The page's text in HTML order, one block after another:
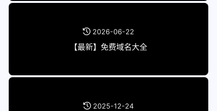
2026-06-22
【最新】免费域名大全
2025-12-24